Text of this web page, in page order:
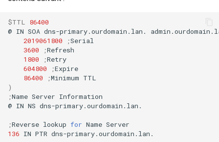
$TTL
86400
@ IN SOA dns-primary.ourdomain.lan.
2019061800
;
3600
;
1800
;
604800
;
86400
;Minimum
)
;Name Server Information
@ IN NS dns-primary.ourdomain.lan.
;Reverse lookup for Name
136 IN PTR dns-primary.ourdomain.lan.